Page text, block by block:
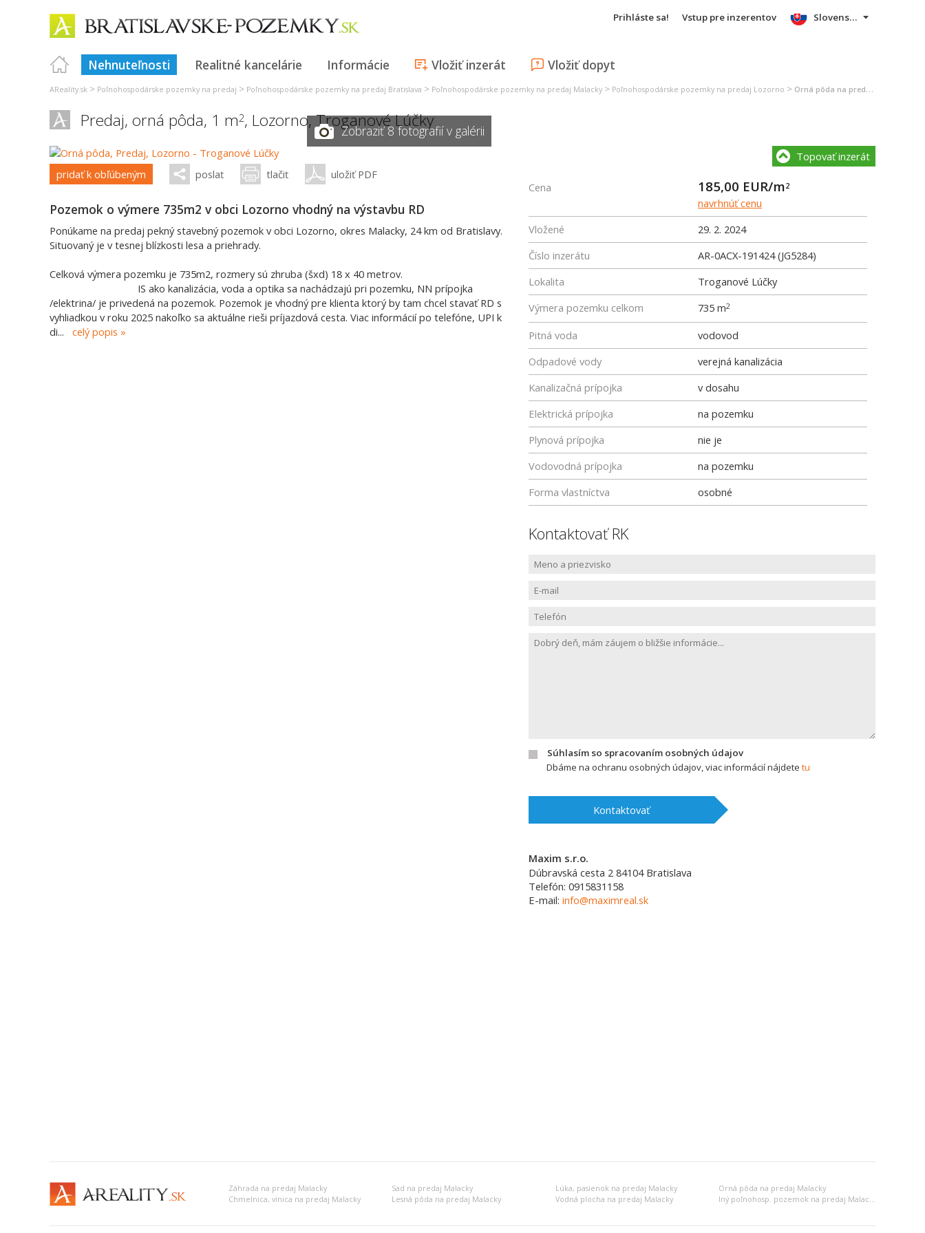
Prihláste sa! Vstup pre inzerentov
Nehnuteľnosti Realitné kancelárie Informácie Vložiť inzerát Vložiť dopyt
Slovensky
AReality.sk > Poľnohospodárske pozemky na predaj > Poľnohospodárske pozemky na predaj Bratislava > Poľnohospodárske pozemky na predaj Malacky > Poľnohospodárske pozemky na predaj Lozorno > Orná pôda na predaj Lozorno
Predaj, orná pôda, 1 m2, Lozorno,Troganové Lúčky
Zobraziť 8 fotografií v galérii
pridať k obľúbeným poslať tlačiť uložiť PDF
Pozemok o výmere 735m2 v obci Lozorno vhodný na výstavbu RD
Ponúkame na predaj pekný stavebný pozemok v obci Lozorno, okres Malacky, 24 km od Bratislavy.
Situovaný je v tesnej blízkosti lesa a priehrady.
Celková výmera pozemku je 735m2, rozmery sú zhruba (šxd) 18 x 40 metrov.
IS ako kanalizácia, voda a optika sa nachádzajú pri pozemku, NN prípojka
/elektrina/ je privedená na pozemok. Pozemok je vhodný pre klienta ktorý by tam chcel stavať RD s
vyhliadkou v roku 2025 nakoľko sa aktuálne rieši príjazdová cesta. Viac informácií po telefóne, UPI k
di... celý popis
Topovať inzerát
Cena 185,00 EUR/m2
navrhnúť cenu
Vložené
29. 2. 2024
Číslo inzerátu
AR-0ACX-191424 (JG5284)
Lokalita
Troganové Lúčky
Výmera pozemku celkom
735 m2
Pitná voda
vodovod
Odpadové vody
verejná kanalizácia
Kanalizačná prípojka
v dosahu
Elektrická prípojka
na pozemku
Plynová prípojka
nie je
Vodovodná prípojka
na pozemku
Forma vlastníctva
osobné
Kontaktovať RK
Súhlasím so spracovaním osobných údajov
Dbáme na ochranu osobných údajov, viac informácií nájdete tu
Kontaktovať
Maxim s.r.o.
Dúbravská cesta 2 84104 Bratislava
Telefón: 0915831158
E-mail: info@maximreal.sk
Záhrada na predaj Malacky Sad na predaj Malacky Lúka, pasienok na predaj Malacky
Orná pôda na predaj Malacky
Chmelnica, vinica na predaj Malacky
Lesná pôda na predaj Malacky Vodná plocha na predaj Malacky Iný poľnohosp. pozemok na predaj Malacky